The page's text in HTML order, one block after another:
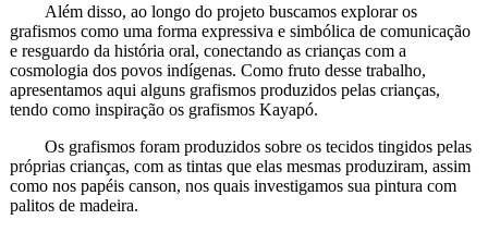
Além disso, ao longo do projeto buscamos explorar os
grafismos como uma forma expressiva e simbólica de comunicação
e resguardo da história oral, conectando as crianças com a
cosmologia dos povos indígenas. Como fruto desse trabalho,
apresentamos aqui alguns grafismos produzidos pelas crianças,
tendo como inspiração os grafismos Kayapó.
Os grafismos foram produzidos sobre os tecidos tingidos pelas
próprias crianças, com as tintas que elas mesmas produziram, assim
como nos papéis canson, nos quais investigamos sua pintura com
palitos de madeira.